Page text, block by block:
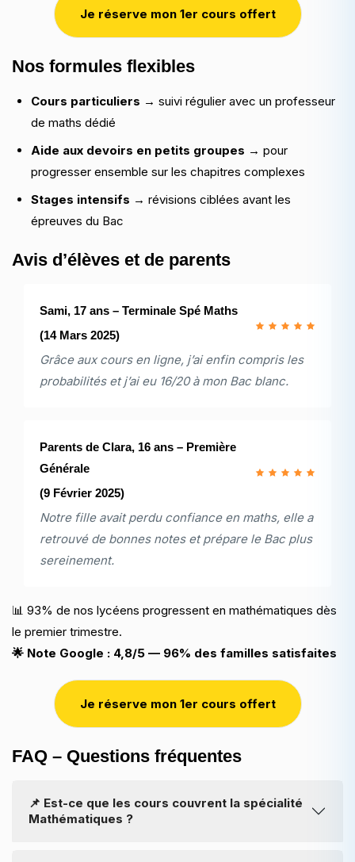
Je réserve mon 1er cours offert
Nos formules flexibles
Cours particuliers → suivi régulier avec un professeur
de maths dédié
Aide aux devoirs en petits groupes → pour
progresser ensemble sur les chapitres complexes
Stages intensifs → révisions ciblées avant les
épreuves du Bac
Avis d’élèves et de parents
Sami, 17 ans – Terminale Spé Maths
(14 Mars 2025)
Grâce aux cours en ligne, j’ai enfin compris les
probabilités et j’ai eu 16/20 à mon Bac blanc.
Parents de Clara, 16 ans – Première
Générale
(9 Février 2025)
Notre fille avait perdu confiance en maths, elle a
retrouvé de bonnes notes et prépare le Bac plus
sereinement.
📊 93% de nos lycéens progressent en mathématiques dès
le premier trimestre.
🌟 Note Google : 4,8/5 — 96% des familles satisfaites
Je réserve mon 1er cours offert
FAQ – Questions fréquentes
📌 Est-ce que les cours couvrent la spécialité
Mathématiques ?